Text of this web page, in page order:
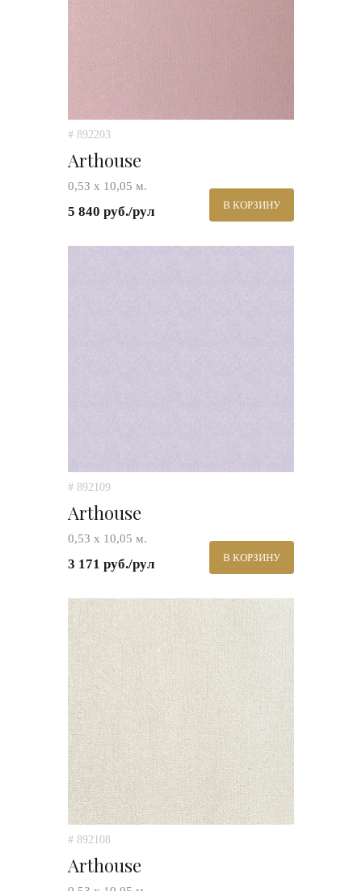
# 892203
Arthouse
0,53 х 10,05 м.
5 840 руб./рул В КОРЗИНУ
# 892109
Arthouse
0,53 х 10,05 м.
3 171 руб./рул В КОРЗИНУ
# 892108
Arthouse